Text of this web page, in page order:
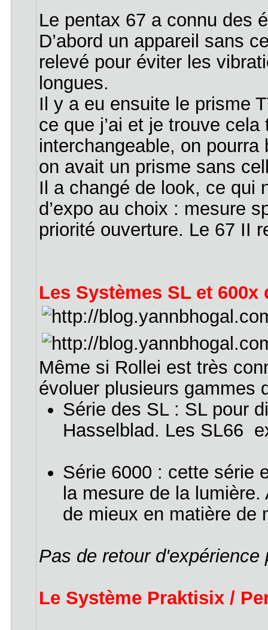
Le pentax 67 a connu des
D’abord un appareil sans
relevé pour éviter les
longues.
Il y a eu ensuite le prisme
ce que j’ai et je trouve
interchangeable, on
on avait un prisme sans
Il a changé de look, ce qui
d’expo au choix : mesure
priorité ouverture. Le 67 II
Les Systèmes SL et 600x
Même si Rollei est très
évoluer plusieurs gammes
Série des SL : SL pour
Hasselblad. Les SL66
Série 6000 : cette série
la mesure de la
de mieux en matière de
Pas de retour d'expérience
Le Système Praktisix /